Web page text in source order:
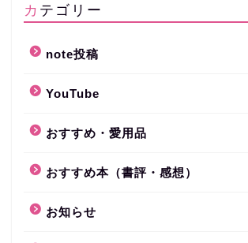
カテゴリー
note投稿
YouTube
おすすめ・愛用品
おすすめ本（書評・感想）
お知らせ